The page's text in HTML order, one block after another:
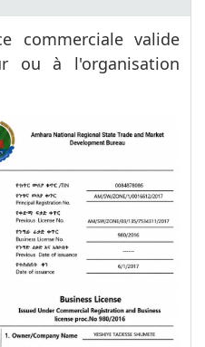
commerciale valide
ou à l'organisation